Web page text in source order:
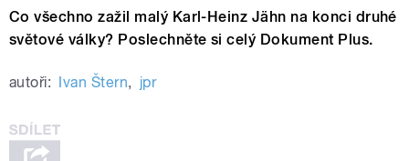
Co všechno zažil malý Karl-Heinz Jähn na konci druhé
světové války? Poslechněte si celý Dokument Plus.
autoři: Ivan Štern, jpr